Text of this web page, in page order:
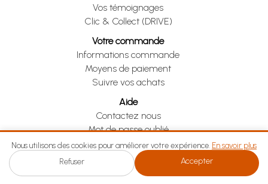
Vos témoignages
Clic & Collect (DRIVE)
Votre commande
Informations commande
Moyens de paiement
Suivre vos achats
Aide
Contactez nous
Mot de passe oublié
Je me rétracte
Je me rétracte
Nous utilisons des cookies pour améliorer votre expérience. En savoir plus
Refuser Accepter